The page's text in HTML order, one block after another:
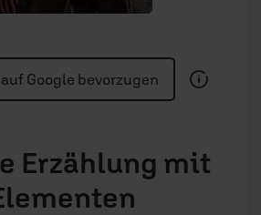
auf Google bevorzugen
Erzählung mit